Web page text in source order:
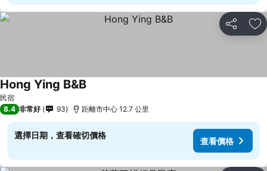
分享 加
民宿
Hong Ying B&B
8.4 非常好 93 距離市中心 12.7 公里
選擇日期，查看確切價格
查看價格